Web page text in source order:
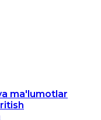
ma'lumotlar